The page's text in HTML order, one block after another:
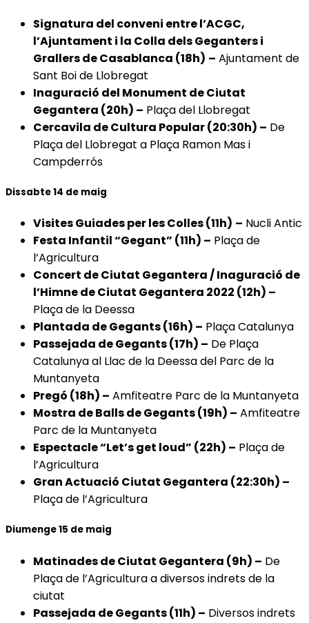
Signatura del conveni entre l’ACGC,
l’Ajuntament i la Colla dels Geganters i
Grallers de Casablanca (18h) – Ajuntament de
Sant Boi de Llobregat
Inaguració del Monument de Ciutat
Gegantera (20h) – Plaça del Llobregat
Cercavila de Cultura Popular (20:30h) – De
Plaça del Llobregat a Plaça Ramon Mas i
Campderrós
Dissabte 14 de maig
Visites Guiades per les Colles (11h) – Nucli Antic
Festa Infantil “Gegant” (11h) – Plaça de
l’Agricultura
Concert de Ciutat Gegantera / Inaguració de
l’Himne de Ciutat Gegantera 2022 (12h) –
Plaça de la Deessa
Plantada de Gegants (16h) – Plaça Catalunya
Passejada de Gegants (17h) – De Plaça
Catalunya al Llac de la Deessa del Parc de la
Muntanyeta
Pregó (18h) – Amfiteatre Parc de la Muntanyeta
Mostra de Balls de Gegants (19h) – Amfiteatre
Parc de la Muntanyeta
Espectacle “Let’s get loud” (22h) – Plaça de
l’Agricultura
Gran Actuació Ciutat Gegantera (22:30h) –
Plaça de l’Agricultura
Diumenge 15 de maig
Matinades de Ciutat Gegantera (9h) – De
Plaça de l’Agricultura a diversos indrets de la
ciutat
Passejada de Gegants (11h) – Diversos indrets